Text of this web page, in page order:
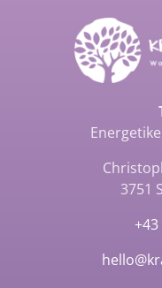
3751